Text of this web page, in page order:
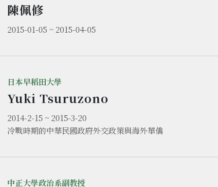
陳佩修
2015-01-05 ~ 2015-04-05
日本早稻田大學
Yuki Tsuruzono
2014-2-15 ~ 2015-3-20
冷戰時期的中華民國政府外交政策與海外華僑
中正大學政治系副教授